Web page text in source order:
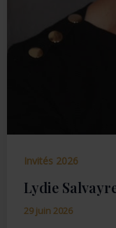
Invités 2026
Lydie
29 juin 2026